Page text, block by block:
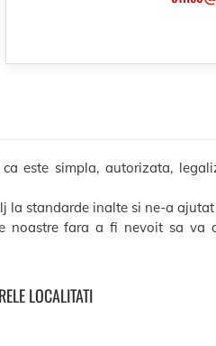
este simpla, autorizata,
standarde inalte si ne-a
fara a fi nevoit sa va
LOCALITATI